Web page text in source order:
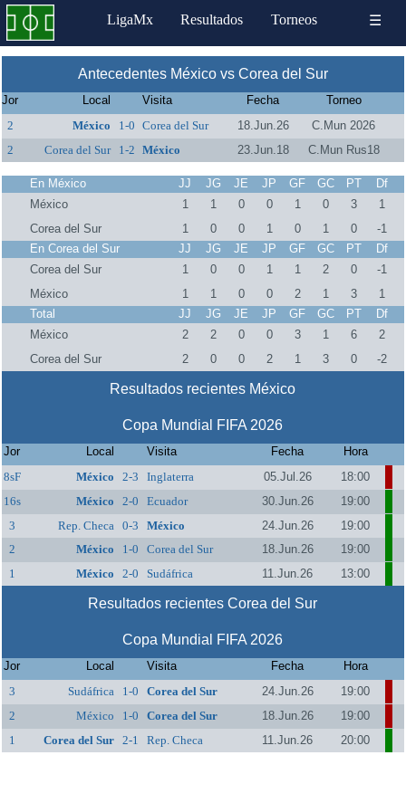
LigaMx Resultados Torneos ☰
Antecedentes México vs Corea del Sur
Jor Local Visita Fecha
Torneo
2
México 1-0 Corea del Sur 18.Jun.26
C.Mun 2026
2
Corea del Sur 1-2 México 23.Jun.18 C.Mun Rus18
En México JJ JG JE JP GF GC PT
Df
México
1 1 0 0 1 0 3
1
Corea del Sur
1 0 0 1 0 1 0
-1
En Corea del Sur
JJ JG JE JP GF GC PT
Df
Corea del Sur
1 0 0 1 1 2 0
-1
México
1 1 0 0 2 1 3
1
Total
JJ JG JE JP GF GC PT
Df
México
2 2 0 0 3 1 6
2
Corea del Sur
2 0 0 2 1 3 0 -2
Resultados recientes México
Copa Mundial FIFA 2026
Jor Local Visita Fecha
Hora
8sF
México 2-3 Inglaterra 05.Jul.26
18:00
16s
México 2-0 Ecuador 30.Jun.26
19:00
3
Rep. Checa 0-3 México 24.Jun.26
19:00
2
México 1-0 Corea del Sur 18.Jun.26
19:00
1
México 2-0 Sudáfrica 11.Jun.26 13:00
Resultados recientes Corea del Sur
Copa Mundial FIFA 2026
Jor Local Visita Fecha
Hora
3
Sudáfrica 1-0 Corea del Sur 24.Jun.26
19:00
2
México 1-0 Corea del Sur 18.Jun.26
19:00
1
Corea del Sur 2-1 Rep. Checa 11.Jun.26 20:00